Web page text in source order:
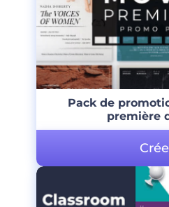
Pack de
première